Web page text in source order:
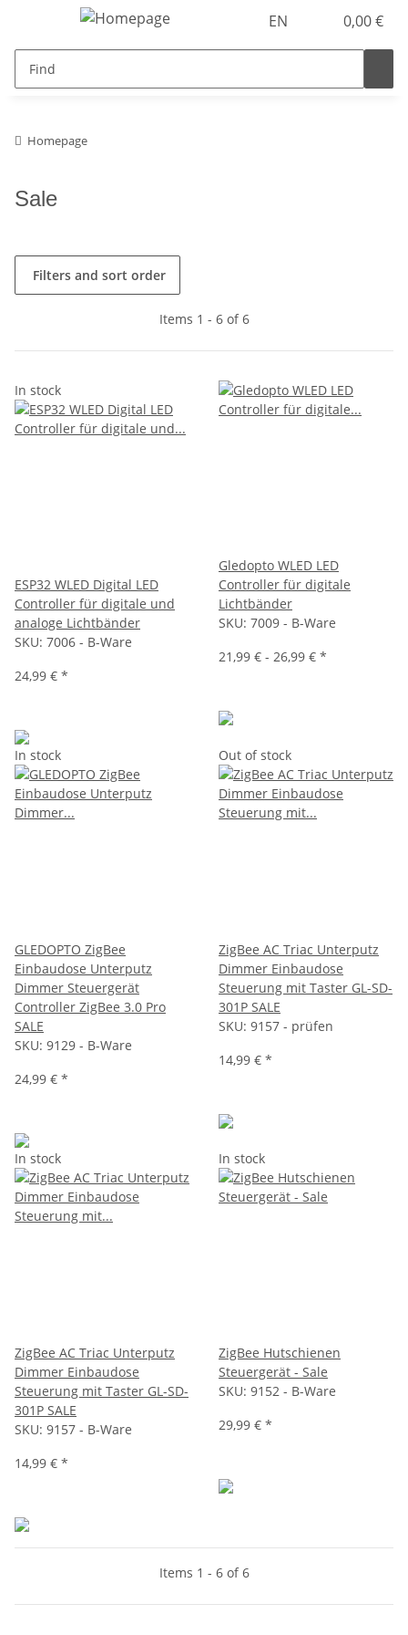
EN 0,00 €
Homepage
Sale
Filters and sort order
Items 1 - 6 of 6
In stock
ESP32 WLED Digital LED
Controller für digitale und
analoge Lichtbänder
SKU: 7006 - B-Ware
24,99 € *
Gledopto WLED LED
Controller für digitale
Lichtbänder
SKU: 7009 - B-Ware
21,99 € - 26,99 € *
In stock
GLEDOPTO ZigBee
Einbaudose Unterputz
Dimmer Steuergerät
Controller ZigBee 3.0 Pro
SALE
SKU: 9129 - B-Ware
24,99 € *
Out of stock
ZigBee AC Triac Unterputz
Dimmer Einbaudose
Steuerung mit Taster GL-SD-
301P SALE
SKU: 9157 - prüfen
14,99 € *
In stock
ZigBee AC Triac Unterputz
Dimmer Einbaudose
Steuerung mit Taster GL-SD-
301P SALE
SKU: 9157 - B-Ware
14,99 € *
In stock
ZigBee Hutschienen
Steuergerät - Sale
SKU: 9152 - B-Ware
29,99 € *
Items 1 - 6 of 6